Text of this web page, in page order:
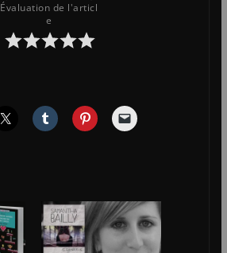
Évaluation de l'articl
e